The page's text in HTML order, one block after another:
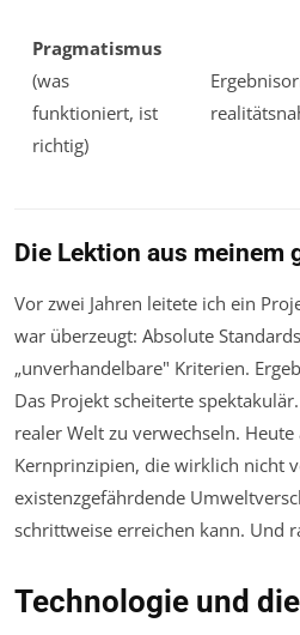
Pragmatismus
(was
funktioniert, ist
richtig)
Die Lektion aus meinem
Vor zwei Jahren leitete ich ein
war überzeugt: Absolute
„unverhandelbare" Kriterien.
Das Projekt scheiterte
realer Welt zu verwechseln.
Kernprinzipien, die wirklich nicht
existenzgefährdende
schrittweise erreichen kann. Und
Technologie und